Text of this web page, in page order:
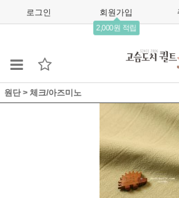
로그인 회원가입
2,000원 적립
원단 > 체크/아즈미노